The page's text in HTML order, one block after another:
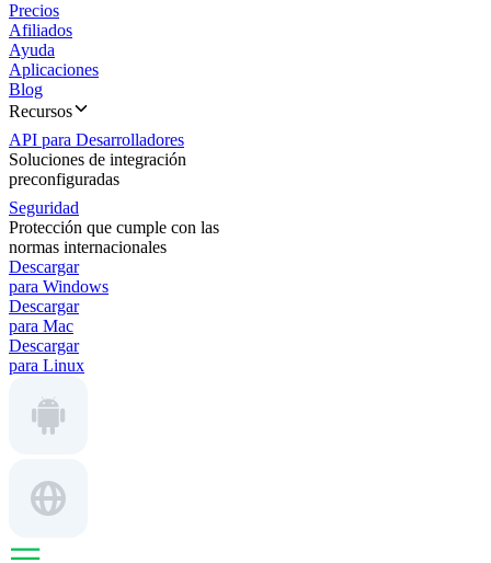
Precios
Afiliados
Ayuda
Aplicaciones
Blog
Recursos
API para Desarrolladores
Soluciones de integración
preconfiguradas
Seguridad
Protección que cumple con las
normas internacionales
Descargar
para Windows
Descargar
para Mac
Descargar
para Linux